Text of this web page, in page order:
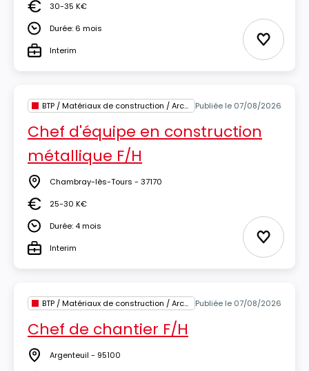
Salaire30-35 K€
DuréeDurée: 6 mois
TypeInterim Ajouter
BTP / Matériaux de construction / Architecture Publiée le 07/08/2026
Chef d'équipe en construction
métallique F/H
Lieu Chambray-lès-Tours - 37170
Salaire25-30 K€
DuréeDurée: 4 mois
TypeInterim Ajouter
BTP / Matériaux de construction / Architecture Publiée le 07/08/2026
Chef de chantier F/H
Lieu Argenteuil - 95100